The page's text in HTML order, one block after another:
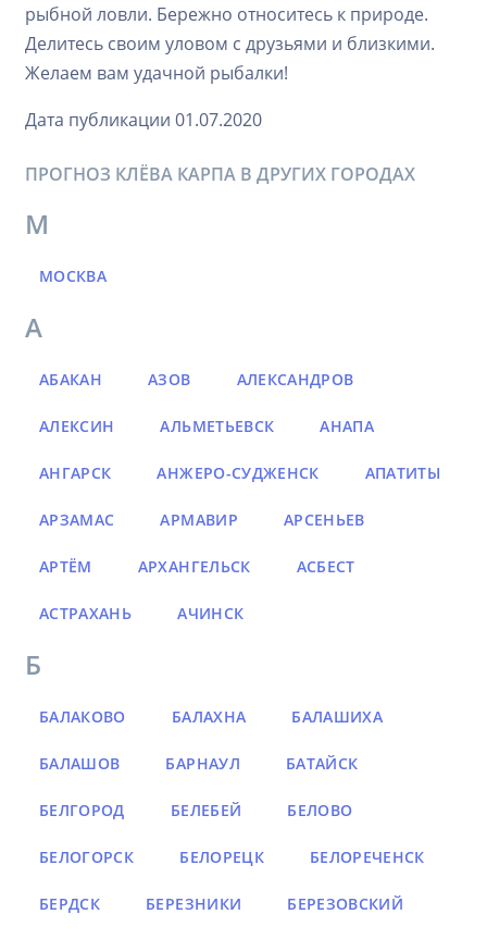
рыбной ловли. Бережно относитесь к природе.
Делитесь своим уловом с друзьями и близкими.
Желаем вам удачной рыбалки!
Дата публикации 01.07.2020
ПРОГНОЗ КЛЁВА КАРПА В ДРУГИХ ГОРОДАХ
М
МОСКВА
А
АБАКАН АЗОВ АЛЕКСАНДРОВ
АЛЕКСИН АЛЬМЕТЬЕВСК АНАПА
АНГАРСК АНЖЕРО-СУДЖЕНСК АПАТИТЫ
АРЗАМАС АРМАВИР АРСЕНЬЕВ
АРТЁМ АРХАНГЕЛЬСК АСБЕСТ
АСТРАХАНЬ АЧИНСК
Б
БАЛАКОВО БАЛАХНА БАЛАШИХА
БАЛАШОВ БАРНАУЛ БАТАЙСК
БЕЛГОРОД БЕЛЕБЕЙ БЕЛОВО
БЕЛОГОРСК БЕЛОРЕЦК БЕЛОРЕЧЕНСК
БЕРДСК БЕРЕЗНИКИ БЕРЕЗОВСКИЙ